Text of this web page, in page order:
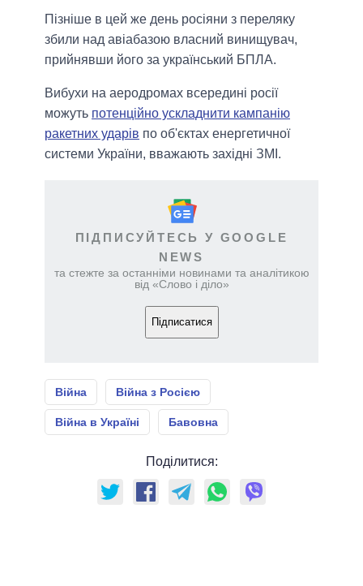
Пізніше в цей же день росіяни з переляку
збили над авіабазою власний винищувач,
прийнявши його за український БПЛА.
Вибухи на аеродромах всередині росії
можуть потенційно ускладнити кампанію
ракетних ударів по об'єктах енергетичної
системи України, вважають західні ЗМІ.
ПІДПИСУЙТЕСЬ У GOOGLE
NEWS
та стежте за останніми новинами та аналітикою
від «Слово і діло»
Підписатися
Війна Війна з Росією
Війна в Україні Бавовна
Поділитися: